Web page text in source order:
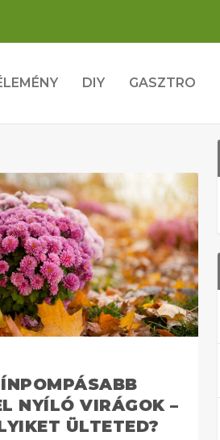
DIY GASZTRO
NYÍLÓ VIRÁGOK –
ÜLTETED?